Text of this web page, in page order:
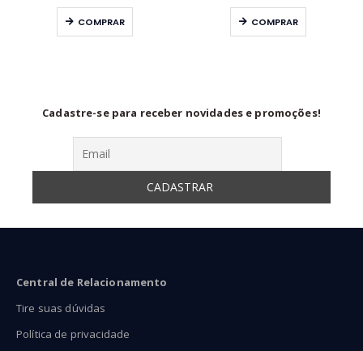
COMPRAR
Este produto tem várias variantes. As opções podem ser escolhidas na página do produto
COMPRAR
Este produto tem várias variantes. As opções podem ser escolhidas na página do produto
Cadastre-se para receber novidades e promoções!
Central de Relacionamento
Tire suas dúvidas
Política de privacidade